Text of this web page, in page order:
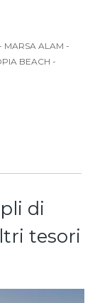
MARSA ALAM -
BEACH -
di
tesori